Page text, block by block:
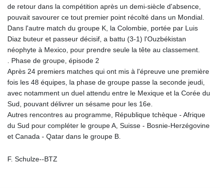
de retour dans la compétition après un demi-siècle d'absence,
pouvait savourer ce tout premier point récolté dans un Mondial.
Dans l'autre match du groupe K, la Colombie, portée par Luis
Diaz buteur et passeur décisif, a battu (3-1) l'Ouzbékistan
néophyte à Mexico, pour prendre seule la tête au classement.
. Phase de groupe, épisode 2
Après 24 premiers matches qui ont mis à l'épreuve une première
fois les 48 équipes, la phase de groupe passe la seconde jeudi,
avec notamment un duel attendu entre le Mexique et la Corée du
Sud, pouvant délivrer un sésame pour les 16e.
Autres rencontres au programme, République tchèque - Afrique
du Sud pour compléter le groupe A, Suisse - Bosnie-Herzégovine
et Canada - Qatar dans le groupe B.
F. Schulze--BTZ